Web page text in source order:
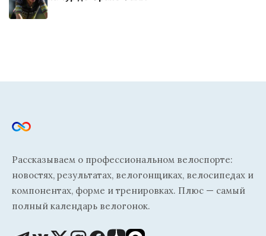
Рассказываем о профессиональном велоспорте:
новостях, результатах, велогонщиках, велосипедах и
компонентах, форме и тренировках. Плюс — самый
полный календарь велогонок.